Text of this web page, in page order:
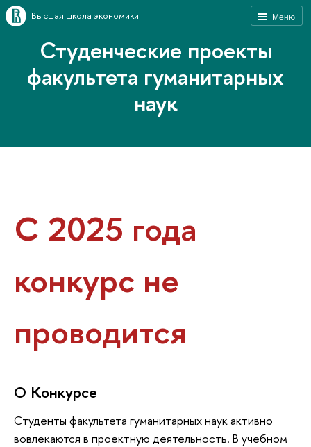
Меню
Высшая школа экономики
Студенческие проекты
факультета гуманитарных
наук
С 2025 года
конкурс не
проводится
О Конкурсе
Студенты факультета гуманитарных наук активно
вовлекаются в проектную деятельность. В учебном